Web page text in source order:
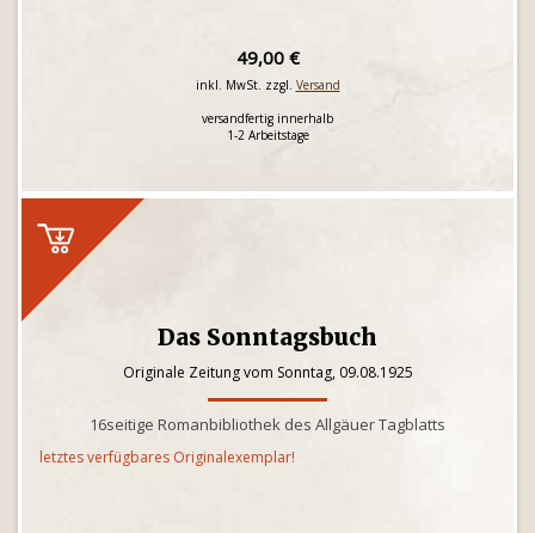
49,00 €
inkl. MwSt. zzgl. Versand
versandfertig innerhalb
1-2 Arbeitstage
Das Sonntagsbuch
Originale Zeitung vom Sonntag, 09.08.1925
16seitige Romanbibliothek des Allgäuer Tagblatts
letztes verfügbares Originalexemplar!